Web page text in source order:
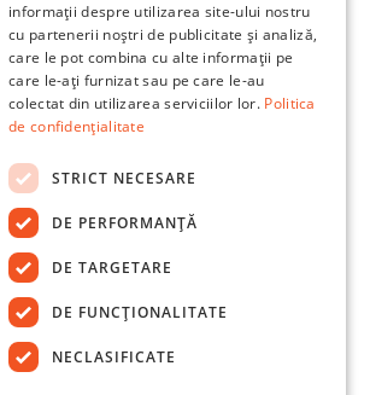
informații despre utilizarea site-ului nostru
cu partenerii noștri de publicitate și analiză,
care le pot combina cu alte informații pe
care le-ați furnizat sau pe care le-au
colectat din utilizarea serviciilor lor. Politica
de confidențialitate
STRICT NECESARE
DE PERFORMANȚĂ
DE TARGETARE
DE FUNCŢIONALITATE
NECLASIFICATE